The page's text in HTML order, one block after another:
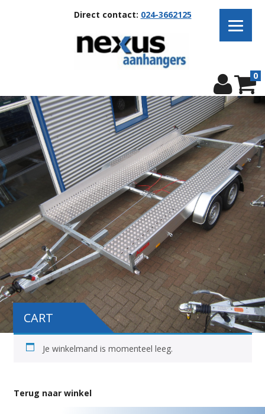
Direct contact: 024-3662125
0
CART
Je winkelmand is momenteel leeg.
Terug naar winkel